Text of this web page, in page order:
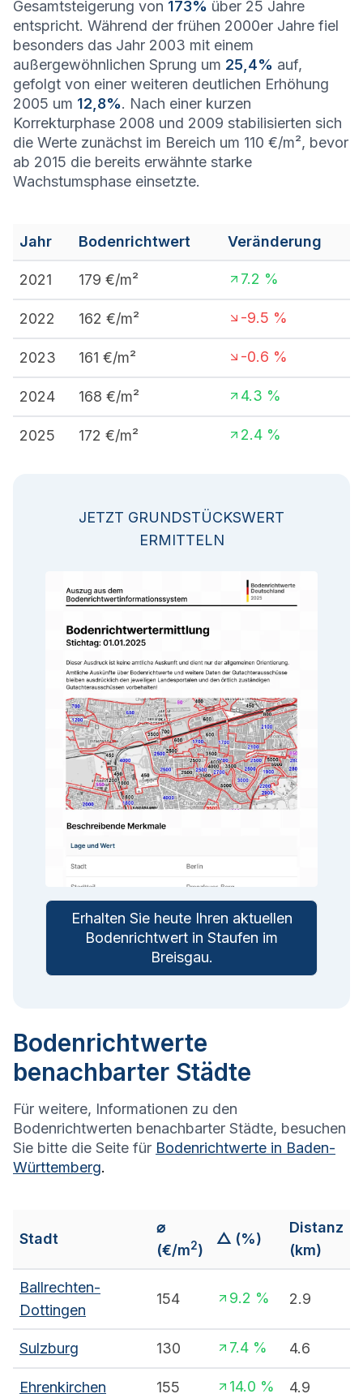
Gesamtsteigerung von 173% über 25 Jahre
entspricht. Während der frühen 2000er Jahre fiel
besonders das Jahr 2003 mit einem
außergewöhnlichen Sprung um 25,4% auf,
gefolgt von einer weiteren deutlichen Erhöhung
2005 um 12,8%. Nach einer kurzen
Korrekturphase 2008 und 2009 stabilisierten sich
die Werte zunächst im Bereich um 110 €/m², bevor
ab 2015 die bereits erwähnte starke
Wachstumsphase einsetzte.
Jahr Bodenrichtwert Veränderung
2021 179 €/m² 7.2 %
2022 162 €/m² -9.5 %
2023 161 €/m² -0.6 %
2024 168 €/m² 4.3 %
2025 172 €/m² 2.4 %
JETZT GRUNDSTÜCKSWERT
ERMITTELN
Erhalten Sie heute Ihren aktuellen
Bodenrichtwert in Staufen im
Breisgau.
Bodenrichtwerte
benachbarter Städte
Für weitere, Informationen zu den
Bodenrichtwerten benachbarter Städte, besuchen
Sie bitte die Seite für Bodenrichtwerte in Baden-
Württemberg.
Stadt
⌀
(€/m2)
△ (%)
Distanz
(km)
Ballrechten-
Dottingen
154 9.2 % 2.9
Sulzburg 130 7.4 % 4.6
Ehrenkirchen 155 14.0 % 4.9